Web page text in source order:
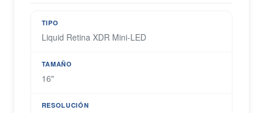
TIPO
Liquid Retina XDR Mini-LED
TAMAÑO
16"
RESOLUCIÓN